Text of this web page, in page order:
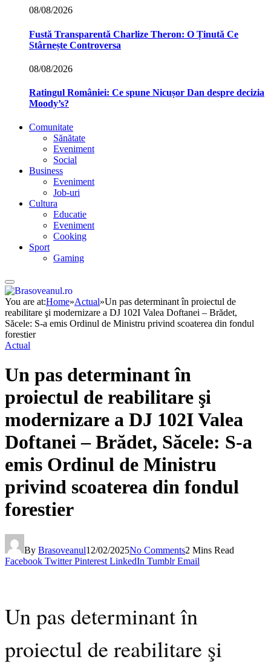
08/08/2026
Fustă Transparentă Charlize Theron: O Ținută Ce
Stârnește Controversa
08/08/2026
Ratingul României: Ce spune Nicușor Dan despre decizia
Moody’s?
Comunitate
Sănătate
Eveniment
Social
Business
Eveniment
Job-uri
Cultura
Educatie
Eveniment
Cooking
Sport
Gaming
You are at:Home»Actual»Un pas determinant în proiectul de
reabilitare şi modernizare a DJ 102I Valea Doftanei – Brădet,
Săcele: S-a emis Ordinul de Ministru privind scoaterea din fondul
forestier
Actual
Un pas determinant în
proiectul de reabilitare şi
modernizare a DJ 102I Valea
Doftanei – Brădet, Săcele: S-a
emis Ordinul de Ministru
privind scoaterea din fondul
forestier
By Brasoveanul12/02/2025No Comments2 Mins Read
Facebook Twitter Pinterest LinkedIn Tumblr Email
Un pas determinant în
proiectul de reabilitare şi